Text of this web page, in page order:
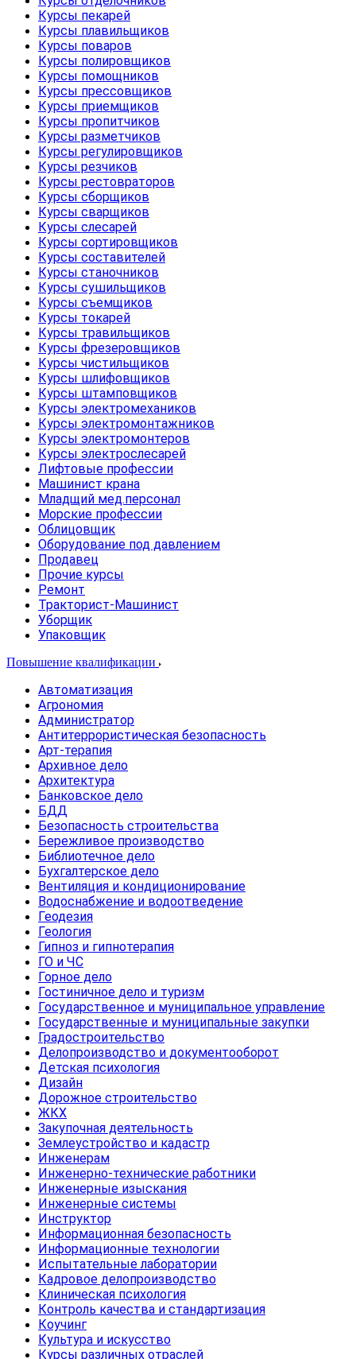
Курсы пекарей
Курсы плавильщиков
Курсы поваров
Курсы полировщиков
Курсы помощников
Курсы прессовщиков
Курсы приемщиков
Курсы пропитчиков
Курсы разметчиков
Курсы регулировщиков
Курсы резчиков
Курсы рестовраторов
Курсы сборщиков
Курсы сварщиков
Курсы слесарей
Курсы сортировщиков
Курсы составителей
Курсы станочников
Курсы сушильщиков
Курсы съемщиков
Курсы токарей
Курсы травильщиков
Курсы фрезеровщиков
Курсы чистильщиков
Курсы шлифовщиков
Курсы штамповщиков
Курсы электромехаников
Курсы электромонтажников
Курсы электромонтеров
Курсы электрослесарей
Лифтовые профессии
Машинист крана
Младщий мед.персонал
Морские профессии
Облицовщик
Оборудование под давлением
Продавец
Прочие курсы
Ремонт
Тракторист-Машинист
Уборщик
Упаковщик
Повышение квалификации
Автоматизация
Агрономия
Администратор
Антитеррористическая безопасность
Арт-терапия
Архивное дело
Архитектура
Банковское дело
БДД
Безопасность строительства
Бережливое производство
Библиотечное дело
Бухгалтерское дело
Вентиляция и кондиционирование
Водоснабжение и водоотведение
Геодезия
Геология
Гипноз и гипнотерапия
ГО и ЧС
Горное дело
Гостиничное дело и туризм
Государственное и муниципальное управление
Государственные и муниципальные закупки
Градостроительство
Делопроизводство и документооборот
Детская психология
Дизайн
Дорожное строительство
ЖКХ
Закупочная деятельность
Землеустройство и кадастр
Инженерам
Инженерно-технические работники
Инженерные изыскания
Инженерные системы
Инструктор
Информационная безопасность
Информационные технологии
Испытательные лаборатории
Кадровое делопроизводство
Клиническая психология
Контроль качества и стандартизация
Коучинг
Культура и искусство
Курсы различных отраслей